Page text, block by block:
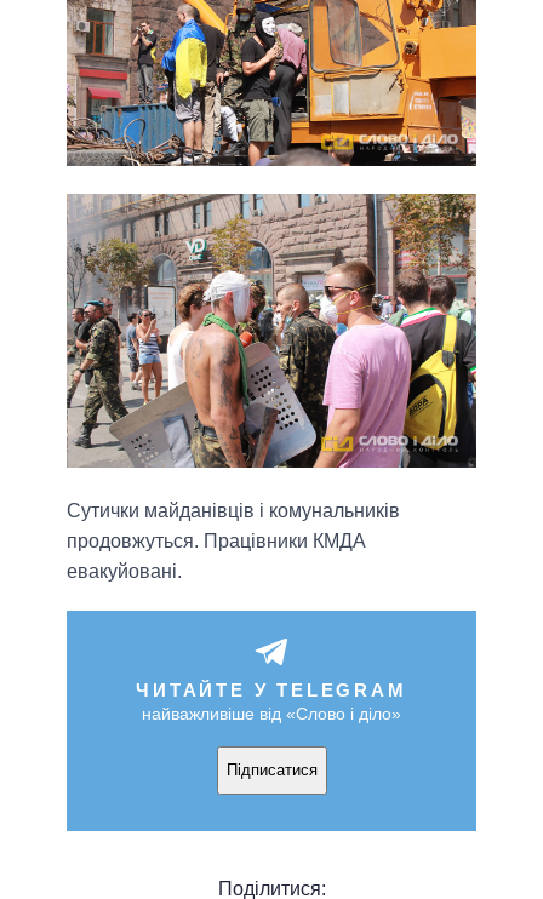
Сутички майданівців і комунальників
продовжуться. Працівники КМДА
евакуйовані.
ЧИТАЙТЕ У TELEGRAM
найважливіше від «Слово і діло»
Підписатися
Поділитися: